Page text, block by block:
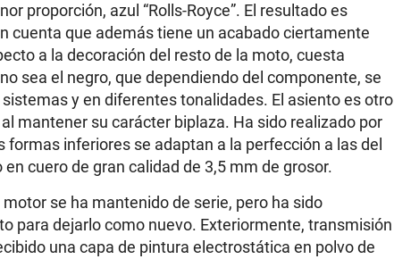
proporción, azul “Rolls-Royce”. El resultado es
cuenta que además tiene un acabado ciertamente
a la decoración del resto de la moto, cuesta
sea el negro, que dependiendo del componente, se
y en diferentes tonalidades. El asiento es otro
mantener su carácter biplaza. Ha sido realizado por
formas inferiores se adaptan a la perfección a las del
cuero de gran calidad de 3,5 mm de grosor.
se ha mantenido de serie, pero ha sido
para dejarlo como nuevo. Exteriormente, transmisión
una capa de pintura electrostática en polvo de